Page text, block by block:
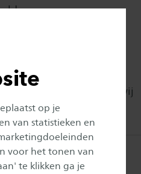
op je
van statistieken en
voor het tonen van
te klikken ga je
samen een
onderzoek dat wij